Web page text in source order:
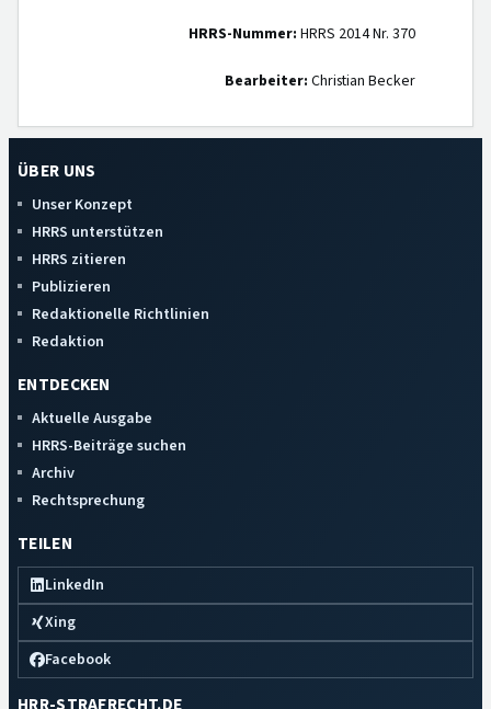
HRRS-Nummer: HRRS 2014 Nr. 370
Bearbeiter: Christian Becker
ÜBER UNS
Unser Konzept
HRRS unterstützen
HRRS zitieren
Publizieren
Redaktionelle Richtlinien
Redaktion
ENTDECKEN
Aktuelle Ausgabe
HRRS-Beiträge suchen
Archiv
Rechtsprechung
TEILEN
LinkedIn
Xing
Facebook